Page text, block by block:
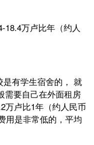
万卢比年（约人
有学生宿舍的， 就
需要自己在外面租房
万卢比1年（约人民币
用是非常低的，平均